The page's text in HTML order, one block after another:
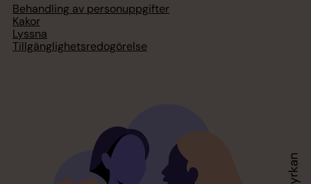
Behandling av personuppgifter
Kakor
Lyssna
Tillgänglighetsredogörelse